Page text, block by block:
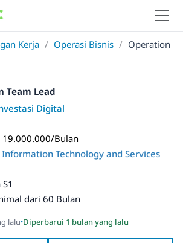
Kerja / Operasi Bisnis / Operation
Team Lead
Digital
19.000.000/Bulan
Information Technology and Services
dari 60 Bulan
lalu·Diperbarui 1 bulan yang lalu